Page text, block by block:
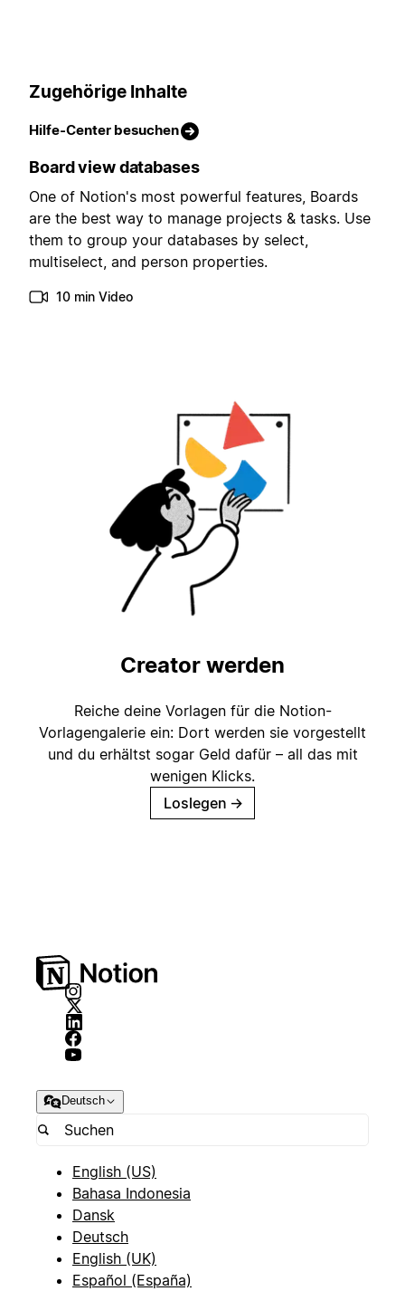
Zugehörige Inhalte
Hilfe-Center besuchen
Board view databases
One of Notion's most powerful features, Boards
are the best way to manage projects & tasks. Use
them to group your databases by select,
multiselect, and person properties.
10 min Video
Creator werden
Reiche deine Vorlagen für die Notion-
Vorlagengalerie ein: Dort werden sie vorgestellt
und du erhältst sogar Geld dafür – all das mit
wenigen Klicks.
Loslegen →
Deutsch
English (US)
Bahasa Indonesia
Dansk
Deutsch
English (UK)
Español (España)